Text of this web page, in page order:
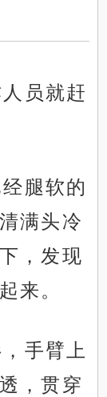
员就赶
腿软的
满头冷
，发现
来。
手臂上
，贯穿